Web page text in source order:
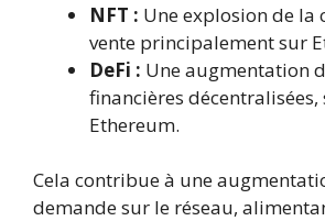
NFT : Une explosion de la
vente principalement sur
DeFi : Une augmentation
financières
Ethereum.
Cela contribue à une
demande sur le réseau,